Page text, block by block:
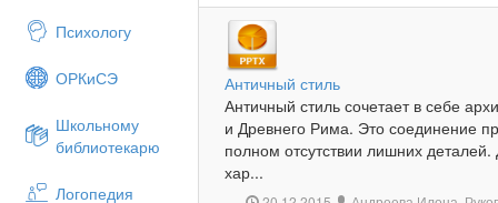
Психологу
ОРКиСЭ
Школьному
библиотекарю
Логопедия
Античный стиль
Античный стиль сочетает в себе
и Древнего Рима. Это соединение
полном отсутствии лишних
хар...